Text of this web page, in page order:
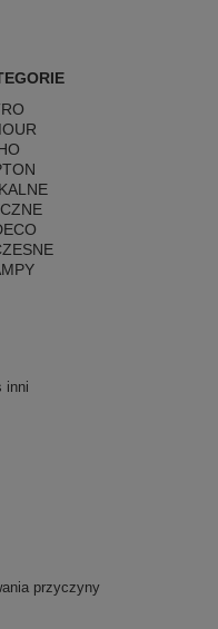
inni
przyczyny